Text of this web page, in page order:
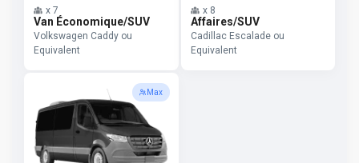
x 7
Van Économique/SUV
Volkswagen Caddy ou
Equivalent
x 8
Affaires/SUV
Cadillac Escalade ou
Equivalent
Max